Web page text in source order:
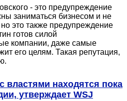
- это предупреждение
заниматься бизнесом и не
это также предупреждение
готов силой
компании, даже самые
его целям. Такая репутация,
находятся пока
утверждает WSJ